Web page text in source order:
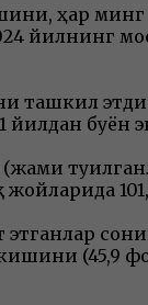
ҳар минг
йилнинг
ташкил
йилдан буён
(45,9